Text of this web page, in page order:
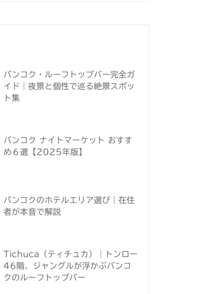
バンコク・ルーフトップバー完全ガ
イド｜夜景と個性で巡る絶景スポッ
ト集
バンコク ナイトマーケット おすす
め６選【2025年版】
バンコクのホテルエリア選び｜在住
者が本音で解説
Tichuca（ティチュカ）｜トンロー
46階、ジャングルが浮かぶバンコ
クのルーフトップバー